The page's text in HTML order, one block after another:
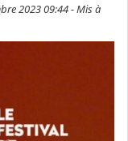
2023 09:44 - Mis à